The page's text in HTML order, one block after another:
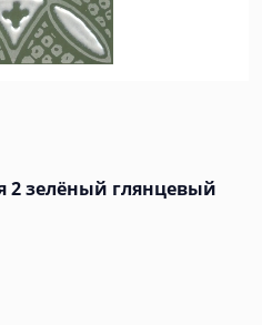
2 зелёный глянцевый